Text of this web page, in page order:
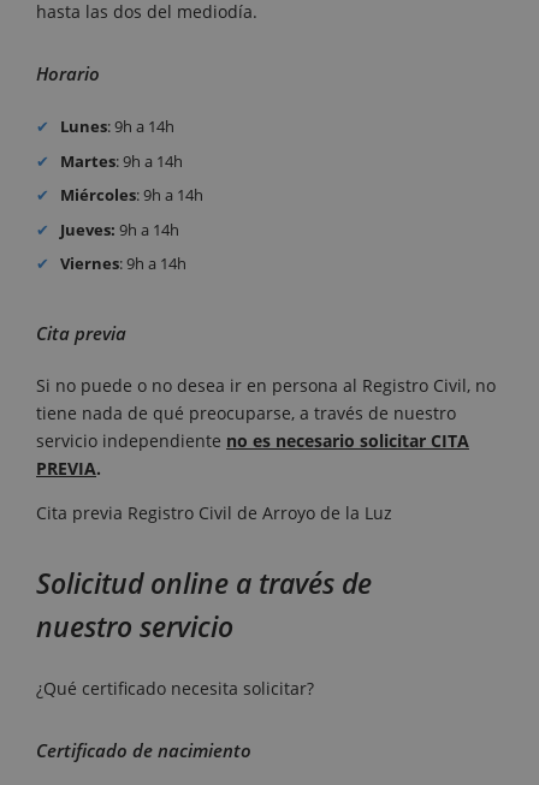
hasta las dos del mediodía.
Horario
Lunes: 9h a 14h
Martes: 9h a 14h
Miércoles: 9h a 14h
Jueves: 9h a 14h
Viernes: 9h a 14h
Cita previa
Si no puede o no desea ir en persona al Registro Civil, no
tiene nada de qué preocuparse, a través de nuestro
servicio independiente no es necesario solicitar CITA
PREVIA.
Cita previa Registro Civil de Arroyo de la Luz
Solicitud online a través de
nuestro servicio
¿Qué certificado necesita solicitar?
Certificado de nacimiento